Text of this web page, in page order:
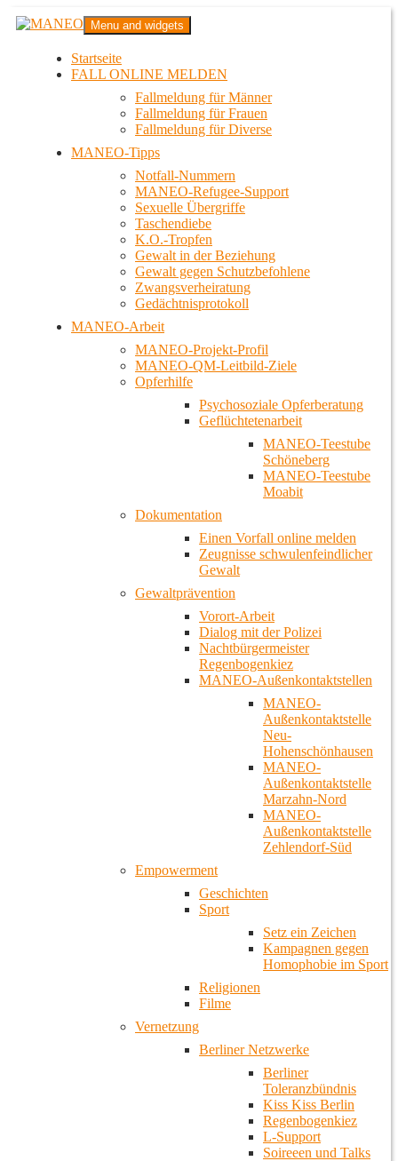
Zum
InhaltMANEO
Das schwule Anti-Gewalt-Projekt in Berlin
Menu and widgets
Startseite
FALL ONLINE MELDEN
Fallmeldung für Männer
Fallmeldung für Frauen
Fallmeldung für Diverse
MANEO-Tipps
Notfall-Nummern
MANEO-Refugee-Support
Sexuelle Übergriffe
Taschendiebe
K.O.-Tropfen
Gewalt in der Beziehung
Gewalt gegen Schutzbefohlene
Zwangsverheiratung
Gedächtnisprotokoll
MANEO-Arbeit
MANEO-Projekt-Profil
MANEO-QM-Leitbild-Ziele
Opferhilfe
Psychosoziale Opferberatung
Geflüchtetenarbeit
MANEO-Teestube
Schöneberg
MANEO-Teestube
Moabit
Dokumentation
Einen Vorfall online melden
Zeugnisse schwulenfeindlicher
Gewalt
Gewaltprävention
Vorort-Arbeit
Dialog mit der Polizei
Nachtbürgermeister
Regenbogenkiez
MANEO-Außenkontaktstellen
MANEO-
Außenkontaktstelle
Neu-
Hohenschönhausen
MANEO-
Außenkontaktstelle
Marzahn-Nord
MANEO-
Außenkontaktstelle
Zehlendorf-Süd
Empowerment
Geschichten
Sport
Setz ein Zeichen
Kampagnen gegen
Homophobie im Sport
Religionen
Filme
Vernetzung
Berliner Netzwerke
Berliner
Toleranzbündnis
Kiss Kiss Berlin
Regenbogenkiez
L-Support
Soireeen und Talks